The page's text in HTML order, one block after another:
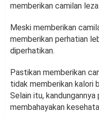
memberikan camilan
Meski memberikan
memberikan perhatian
diperhatikan.
Pastikan memberikan
tidak memberikan kalori
Selain itu,
membahayakan